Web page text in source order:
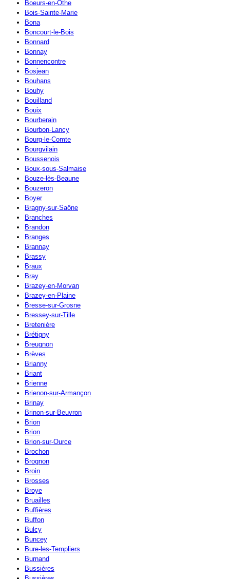
Boeurs-en-Othe
Bois-Sainte-Marie
Bona
Boncourt-le-Bois
Bonnard
Bonnay
Bonnencontre
Bosjean
Bouhans
Bouhy
Bouilland
Bouix
Bourberain
Bourbon-Lancy
Bourg-le-Comte
Bourgvilain
Boussenois
Boux-sous-Salmaise
Bouze-lès-Beaune
Bouzeron
Boyer
Bragny-sur-Saône
Branches
Brandon
Branges
Brannay
Brassy
Braux
Bray
Brazey-en-Morvan
Brazey-en-Plaine
Bresse-sur-Grosne
Bressey-sur-Tille
Bretenière
Brétigny
Breugnon
Brèves
Brianny
Briant
Brienne
Brienon-sur-Armançon
Brinay
Brinon-sur-Beuvron
Brion
Brion
Brion-sur-Ource
Brochon
Brognon
Broin
Brosses
Broye
Bruailles
Buffières
Buffon
Bulcy
Buncey
Bure-les-Templiers
Burnand
Bussières